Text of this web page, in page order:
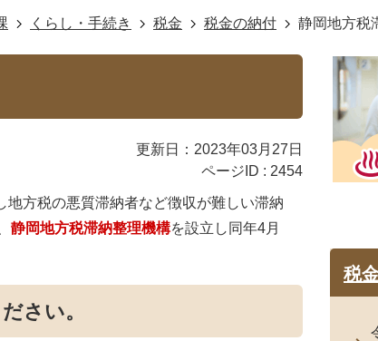
くらし・手続き 税金 税金の納付 静岡地方税
更新日：2023年03月27日
ページID : 2454
方税の悪質滞納者など徴収が難しい滞納
静岡地方税滞納整理機構を設立し同年4月
さい。
枚
目
の
ド
枚
目
の
ド
税